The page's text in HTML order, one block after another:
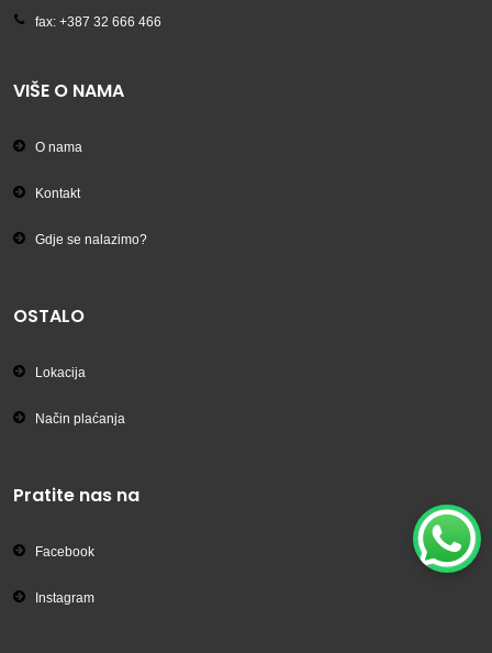
fax: +387 32 666 466
VIŠE O NAMA
O nama
Kontakt
Gdje se nalazimo?
OSTALO
Lokacija
Način plaćanja
Pratite nas na
Facebook
Instagram